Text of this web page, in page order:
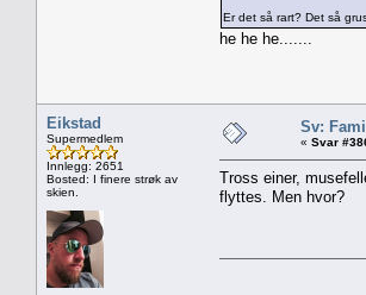
Er det så rart? Det så
he he he.......
Eikstad
Supermedlem
Innlegg: 2651
Bosted: I finere strøk av
skien.
Sv:
« Svar
Tross einer,
flyttes. Men hvor?